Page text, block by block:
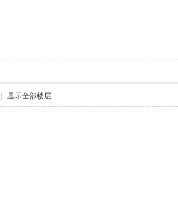
显示全部楼层